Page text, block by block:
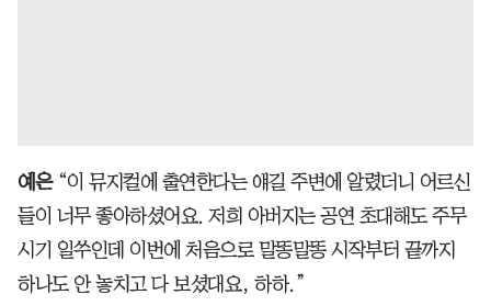
예은“이 뮤지컬에 출연한다는 얘길 주변에 알렸더니 어르신
들이 너무 좋아하셨어요. 저희 아버지는 공연 초대해도 주무
시기 일쑤인데 이번에 처음으로 말똥말똥 시작부터 끝까지
하나도 안 놓치고 다 보셨대요, 하하.”